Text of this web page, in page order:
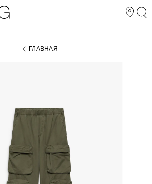
ГЛАВНАЯ